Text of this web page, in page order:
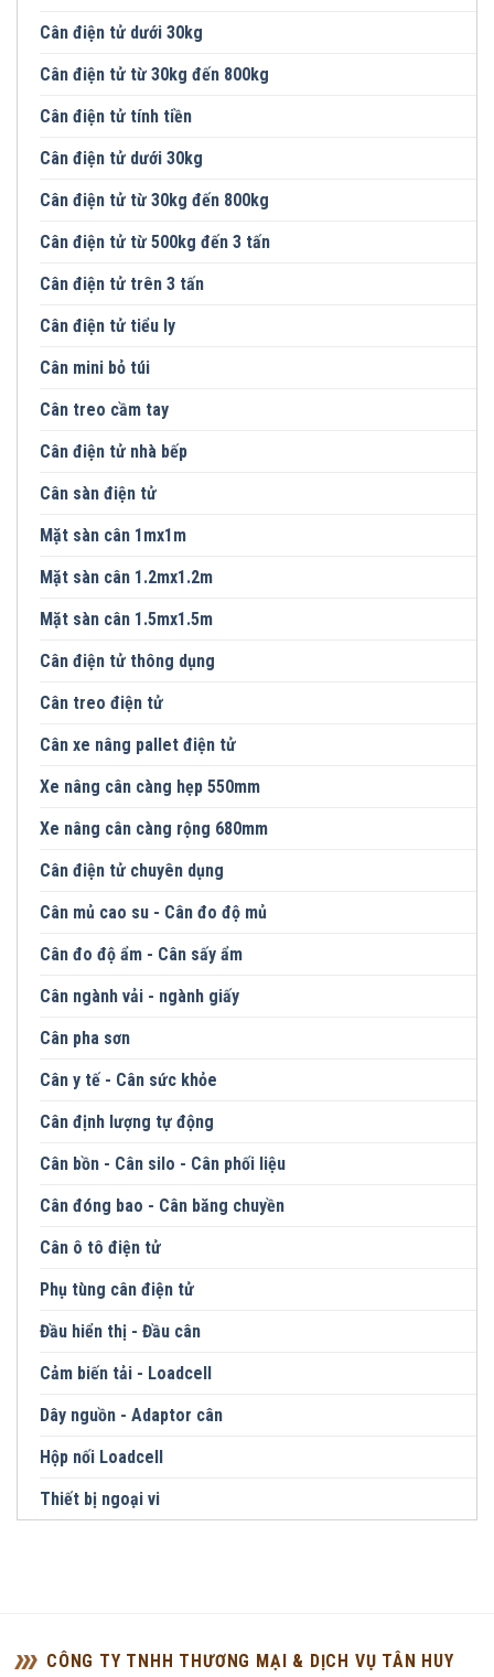
Cân điện tử dưới 30kg
Cân điện tử từ 30kg đến 800kg
Cân điện tử tính tiền
Cân điện tử dưới 30kg
Cân điện tử từ 30kg đến 800kg
Cân điện tử từ 500kg đến 3 tấn
Cân điện tử trên 3 tấn
Cân điện tử tiểu ly
Cân mini bỏ túi
Cân treo cầm tay
Cân điện tử nhà bếp
Cân sàn điện tử
Mặt sàn cân 1mx1m
Mặt sàn cân 1.2mx1.2m
Mặt sàn cân 1.5mx1.5m
Cân điện tử thông dụng
Cân treo điện tử
Cân xe nâng pallet điện tử
Xe nâng cân càng hẹp 550mm
Xe nâng cân càng rộng 680mm
Cân điện tử chuyên dụng
Cân mủ cao su - Cân đo độ mủ
Cân đo độ ẩm - Cân sấy ẩm
Cân ngành vải - ngành giấy
Cân pha sơn
Cân y tế - Cân sức khỏe
Cân định lượng tự động
Cân bồn - Cân silo - Cân phối liệu
Cân đóng bao - Cân băng chuyền
Cân ô tô điện tử
Phụ tùng cân điện tử
Đầu hiển thị - Đầu cân
Cảm biến tải - Loadcell
Dây nguồn - Adaptor cân
Hộp nối Loadcell
Thiết bị ngoại vi
CÔNG TY TNHH THƯƠNG MẠI & DỊCH VỤ TÂN HUY